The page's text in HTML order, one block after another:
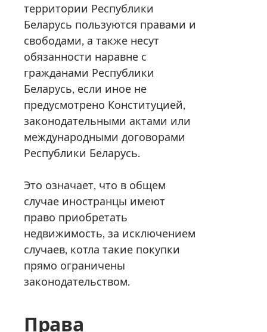
территории Республики
Беларусь пользуются правами и
свободами, а также несут
обязанности наравне с
гражданами Республики
Беларусь, если иное не
предусмотрено Конституцией,
законодательными актами или
международными договорами
Республики Беларусь.
Это означает, что в общем
случае иностранцы имеют
право приобретать
недвижимость, за исключением
случаев, котла такие покупки
прямо ограничены
законодательством.
Права